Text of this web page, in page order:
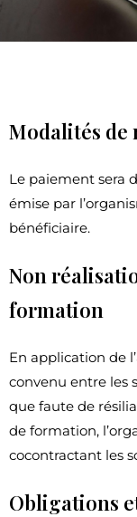
Modalités de
Le paiement sera
émise par
bénéficiaire.
Non
formation
En application de
convenu entre les
que faute de
de formation,
cocontractant les
Obligations